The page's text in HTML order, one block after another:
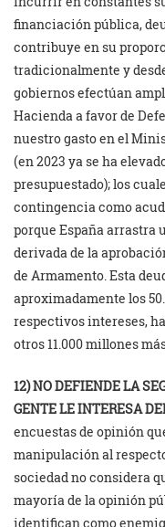
financiación pública,
contribuye en su
tradicionalmente y
gobiernos efectúan
Hacienda a favor de
nuestro gasto en el
(en 2023 ya se ha
presupuestado); los
contingencia como
porque España arrastra
derivada de la
de Armamento. Esta
aproximadamente los
respectivos intereses,
otros 11.000 millones
12) NO DEFIENDE LA
GENTE LE INTERESA
encuestas de opinión
manipulación al
sociedad no considera
mayoría de la opinión
identifican como